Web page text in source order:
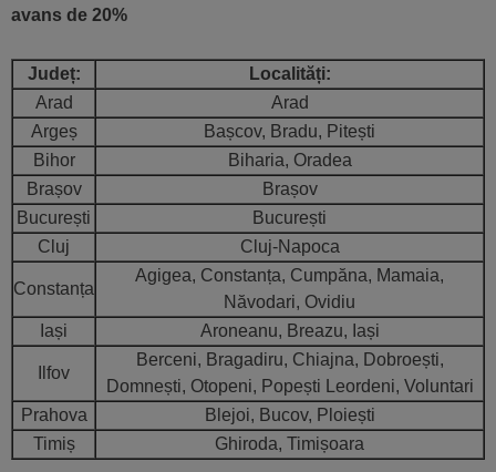
avans de 20%
Județ:
Localități:
Arad
Arad
Argeș
Bașcov, Bradu, Pitești
Bihor
Biharia, Oradea
Brașov
Brașov
București
București
Cluj
Cluj-Napoca
Constanța
Agigea, Constanța, Cumpăna, Mamaia,
Năvodari, Ovidiu
Iași
Aroneanu, Breazu, Iași
Ilfov
Berceni, Bragadiru, Chiajna, Dobroești,
Domnești, Otopeni, Popești Leordeni, Voluntari
Prahova
Blejoi, Bucov, Ploiești
Timiș
Ghiroda, Timișoara